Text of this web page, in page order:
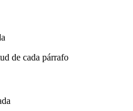
de cada párrafo